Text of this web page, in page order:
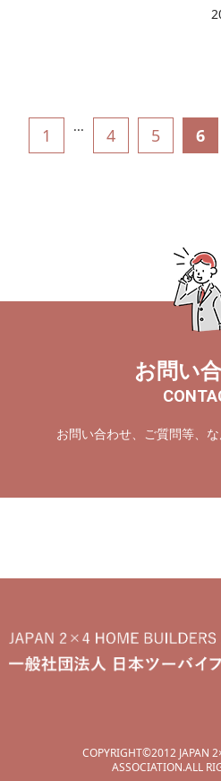
1 ... 4 5 6
お問い
お問い合わせ、ご質問等、
COPYRIGHT©2012 JAPAN
ASSOCIATION.ALL